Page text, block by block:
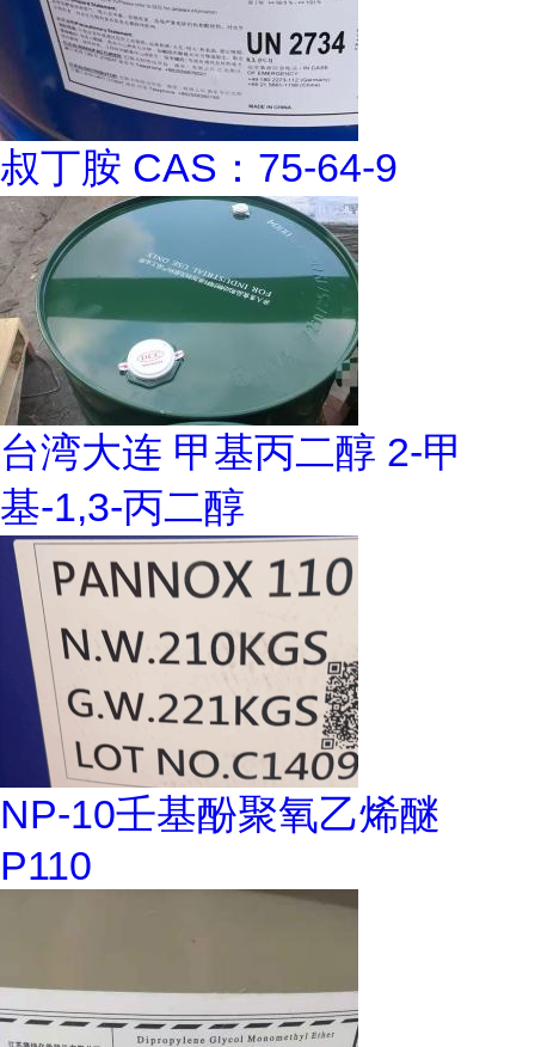
叔丁胺 CAS：75-64-9
台湾大连 甲基丙二醇 2-甲
基-1,3-丙二醇
NP-10壬基酚聚氧乙烯醚
P110